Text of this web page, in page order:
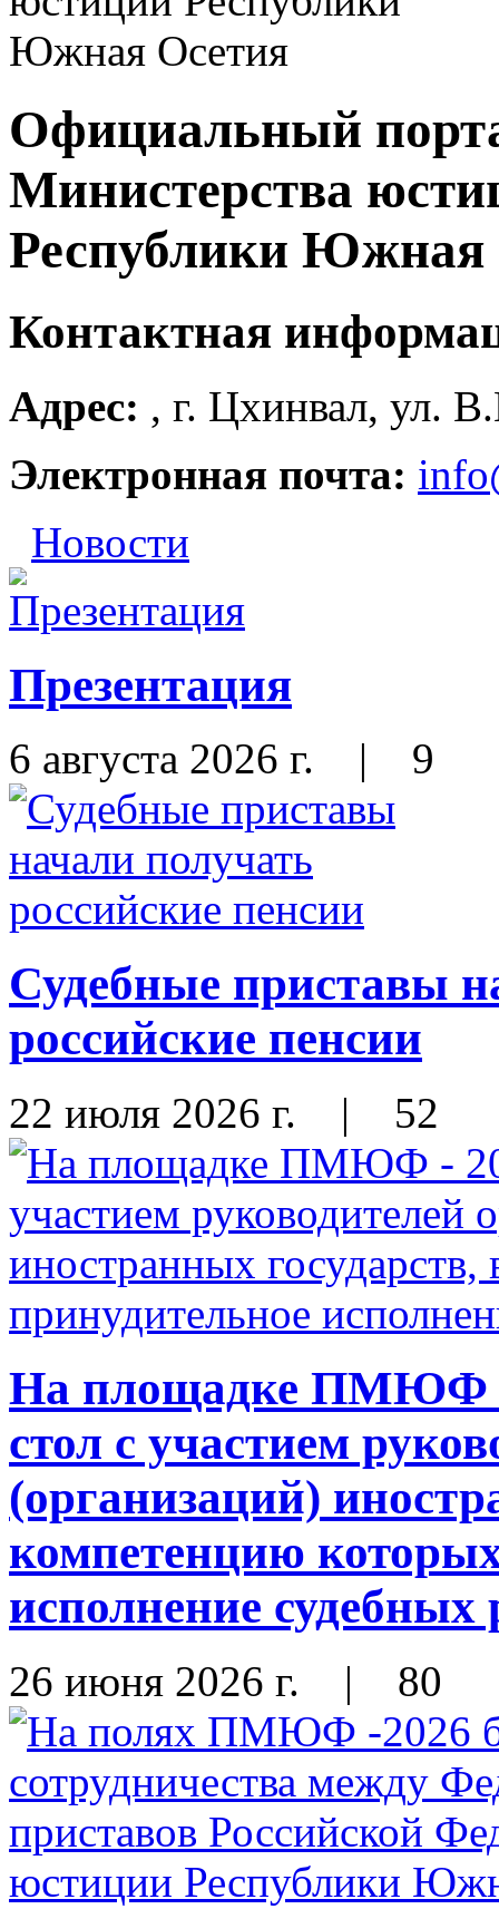
Официальный
Министерства
Республики Южная
Контактная
Адрес: , г. Цхинвал, ул.
Электронная почта:
Новости
Презентация
6 августа 2026 г. | 9
Судебные приставы
российские пенсии
22 июля 2026 г. | 52
На площадке ПМЮФ -
стол с участием
(организаций)
компетенцию
исполнение
26 июня 2026 г. | 80